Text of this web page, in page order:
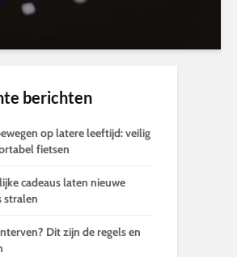
berichten
op latere leeftijd: veilig
fietsen
cadeaus laten nieuwe
stralen
Dit zijn de regels en